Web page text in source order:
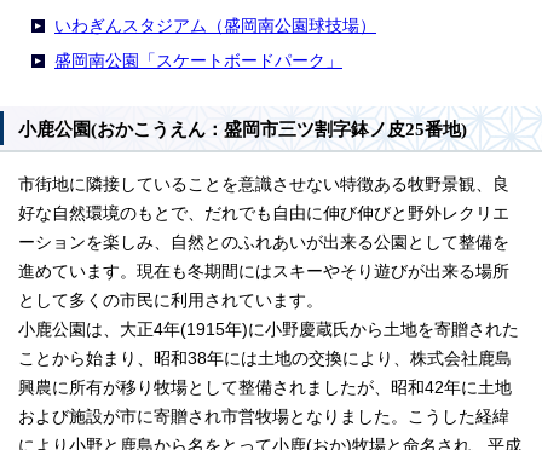
いわぎんスタジアム（盛岡南公園球技場）
盛岡南公園「スケートボードパーク」
小鹿公園(おかこうえん：盛岡市三ツ割字鉢ノ皮25番地)
市街地に隣接していることを意識させない特徴ある牧野景観、良
好な自然環境のもとで、だれでも自由に伸び伸びと野外レクリエ
ーションを楽しみ、自然とのふれあいが出来る公園として整備を
進めています。現在も冬期間にはスキーやそり遊びが出来る場所
として多くの市民に利用されています。
小鹿公園は、大正4年(1915年)に小野慶蔵氏から土地を寄贈された
ことから始まり、昭和38年には土地の交換により、株式会社鹿島
興農に所有が移り牧場として整備されましたが、昭和42年に土地
および施設が市に寄贈され市営牧場となりました。こうした経緯
により小野と鹿島から名をとって小鹿(おか)牧場と命名され、平成